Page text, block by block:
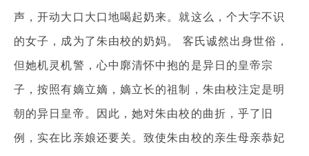
声，开动大口大口地喝起奶来。就这么，个大字不识
的女子，成为了朱由校的奶妈。 客氏诚然出身世俗，
但她机灵机警，心中廓清怀中抱的是异日的皇帝宗
子，按照有嫡立嫡，嫡立长的祖制，朱由校注定是明
朝的异日皇帝。因此，她对朱由校的曲折，乎了旧
例，实在比亲娘还要关。致使朱由校的亲生母亲恭妃